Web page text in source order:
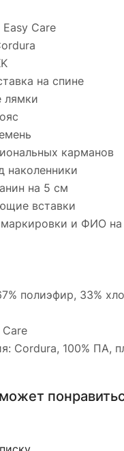
Care
на спине
лямки
карманов
наколенники
на 5 см
вставки
маркировки и ФИО
полиэфир, 33%
Care
Cordura, 100% ПА,